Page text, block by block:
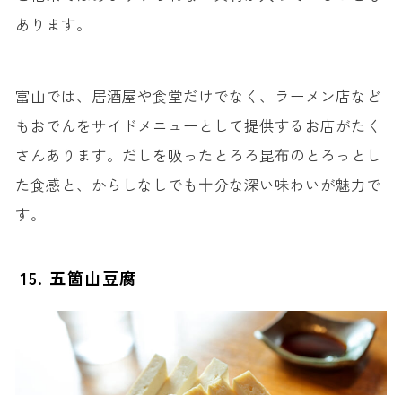
あります。
富山では、居酒屋や食堂だけでなく、ラーメン店など
もおでんをサイドメニューとして提供するお店がたく
さんあります。だしを吸ったとろろ昆布のとろっとし
た食感と、からしなしでも十分な深い味わいが魅力で
す。
15. 五箇山豆腐